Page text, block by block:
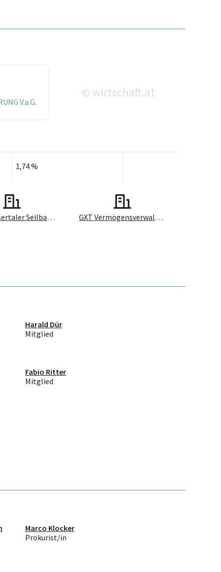
V.a.G.
© wirtschaft.at
Großwalsertaler Seilbahn Sonntag-Stein Gesellschaft m.b.H.
1,74 %
GXT Vermögensverwaltung GmbH & Co KG
Harald Dür
Mitglied
Fabio Ritter
Mitglied
Marco Klocker
Prokurist/in